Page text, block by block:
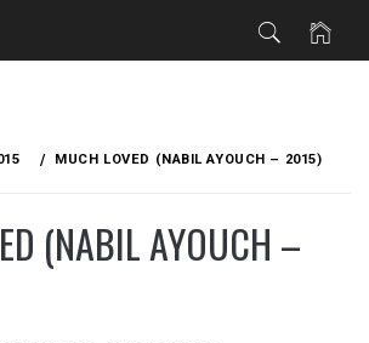
MUCH LOVED (NABIL AYOUCH – 2015)
(NABIL AYOUCH –